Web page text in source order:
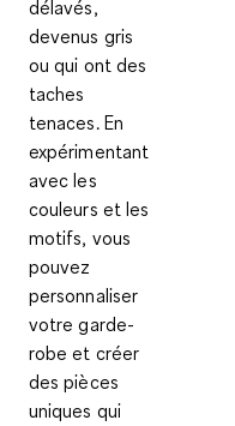
délavés,
devenus gris
ou qui ont des
taches
tenaces.En
expérimentant
avec les
couleurs et les
motifs, vous
pouvez
personnaliser
votregarde-
robeet créer
des pièces
uniques qui